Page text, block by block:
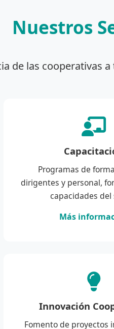
Nuestros
de las cooperativas
Programas de
dirigentes y personal,
capacidades del
Más
Innovación
Fomento de proyectos